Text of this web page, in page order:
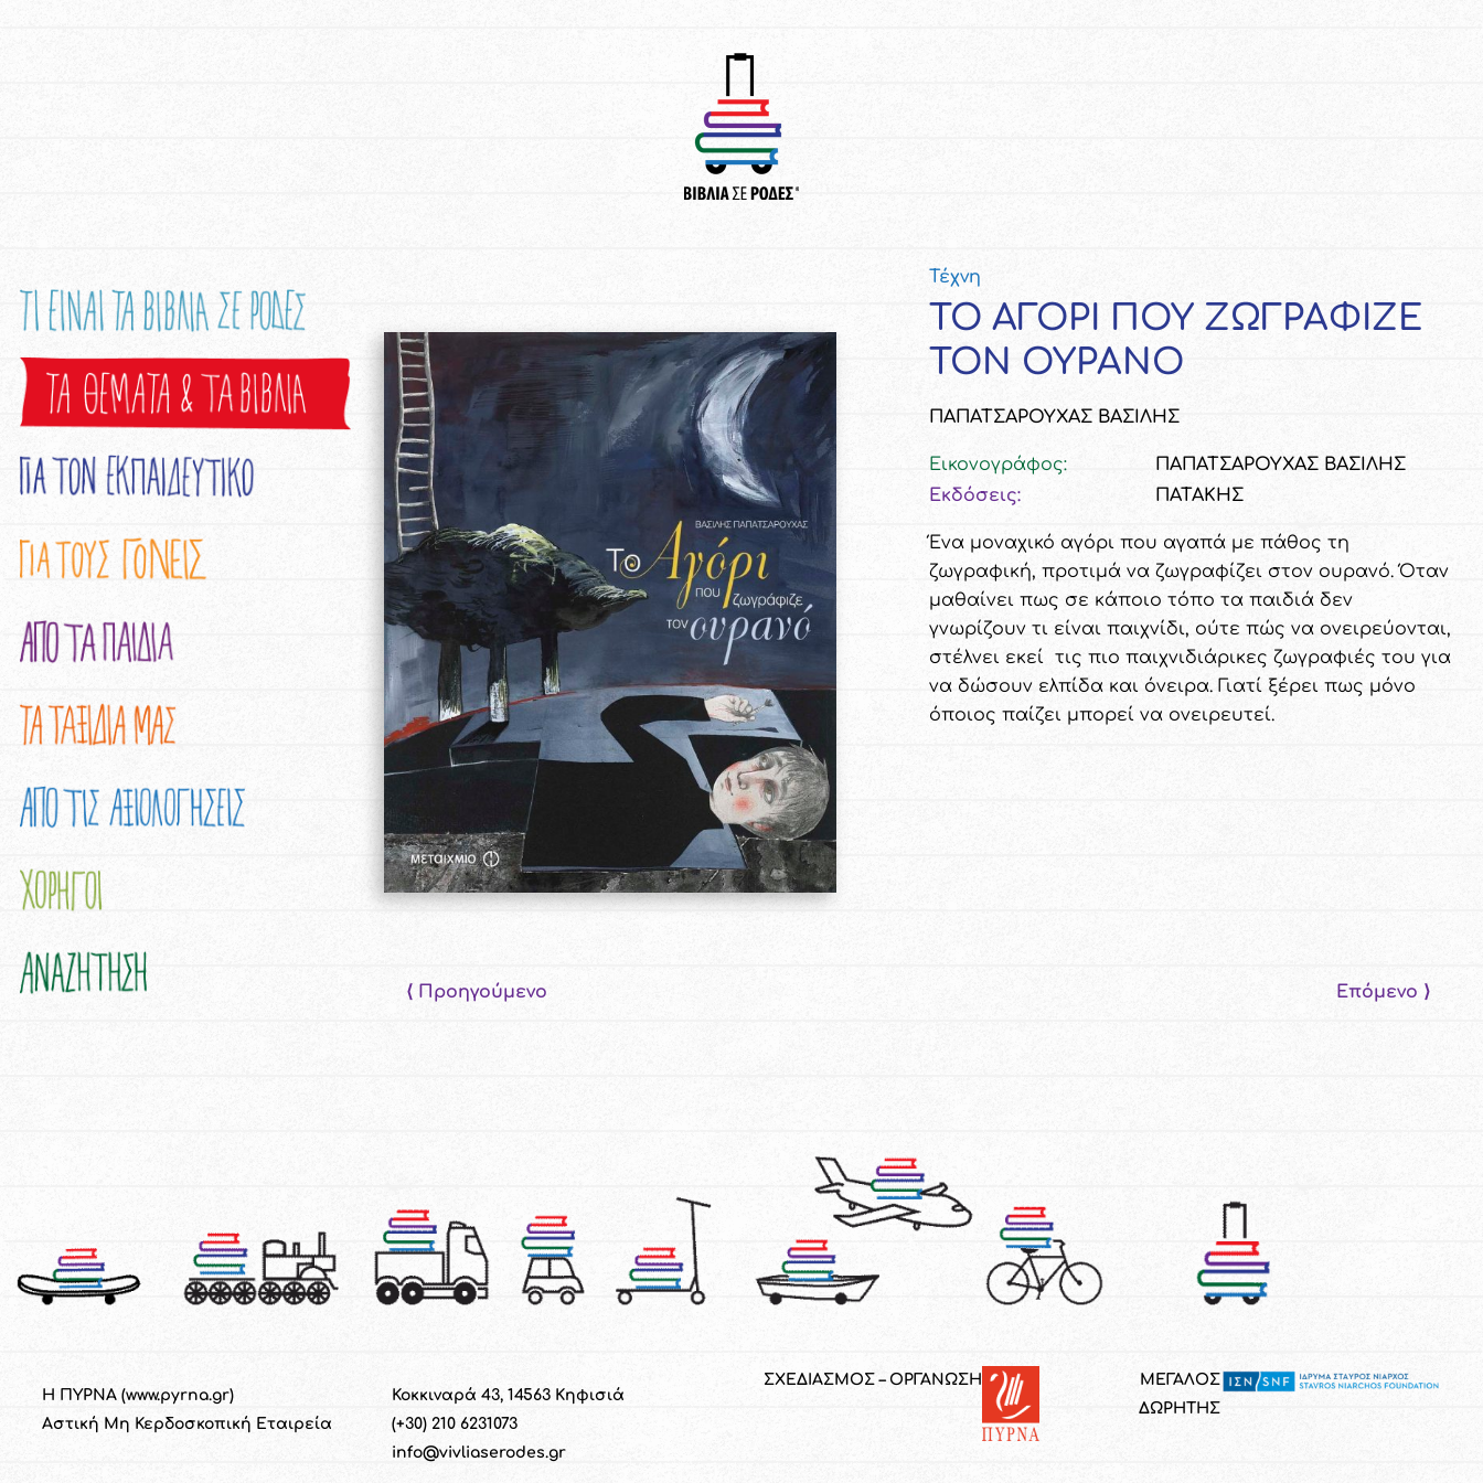
Τέχνη
ΤΟ ΑΓΟΡΙ ΠΟΥ ΖΩΓΡΑΦΙΖΕ
ΤΟΝ ΟΥΡΑΝΟ
ΠΑΠΑΤΣΑΡΟΥΧΑΣ ΒΑΣΙΛΗΣ
Εικονογράφος:
ΠΑΠΑΤΣΑΡΟΥΧΑΣ ΒΑΣΙΛΗΣ
Εκδόσεις:
ΠΑΤΑΚΗΣ
Ένα μοναχικό αγόρι που αγαπά με πάθος τη
ζωγραφική, προτιμά να ζωγραφίζει στον ουρανό. Όταν
μαθαίνει πως σε κάποιο τόπο τα παιδιά δεν
γνωρίζουν τι είναι παιχνίδι, ούτε πώς να ονειρεύονται,
στέλνει εκεί τις πιο παιχνιδιάρικες ζωγραφιές του για
να δώσουν ελπίδα και όνειρα. Γιατί ξέρει πως μόνο
όποιος παίζει μπορεί να ονειρευτεί.
⟨ Προηγούμενο Επόμενο ⟩
Η ΠΥΡΝΑ (www.pyrna.gr)
Αστική M η Κερδοσκοπική Εταιρεία
Κοκκιναρά 43, 14563 Κηφισιά
(+30) 210 6231073
info@vivliaserodes.gr
ΣΧΕΔΙΑΣΜΟΣ – ΟΡΓΑΝΩΣΗ
ΜΕΓΑΛΟΣ
ΔΩΡΗΤΗΣ